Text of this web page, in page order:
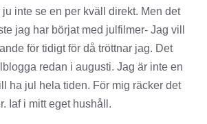
inte se en per kväll direkt. Men det
jag har börjat med julfilmer- Jag vill
för tidigt för då tröttnar jag. Det
redan i augusti. Jag är inte en
ha jul hela tiden. För mig räcker det
Iaf i mitt eget hushåll.